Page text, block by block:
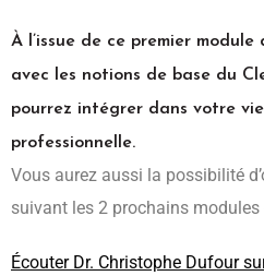
À l’issue de ce premier
avec les notions de base du
pourrez intégrer dans votre
professionnelle.
Vous aurez aussi la possibilité
suivant les 2 prochains modules
Écouter Dr. Christophe Dufour